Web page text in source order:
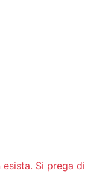
Si prega di